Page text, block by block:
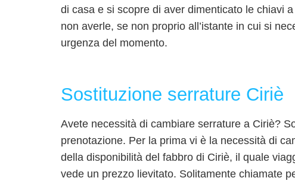
di casa e si scopre di aver dimenticato le chiavi
non averle, se non proprio all’istante in cui si
urgenza del momento.
Sostituzione serrature Ciriè
Avete necessità di cambiare serrature a Ciriè?
prenotazione. Per la prima vi è la necessità di
della disponibilità del fabbro di Ciriè, il quale
vede un prezzo lievitato. Solitamente chiamate